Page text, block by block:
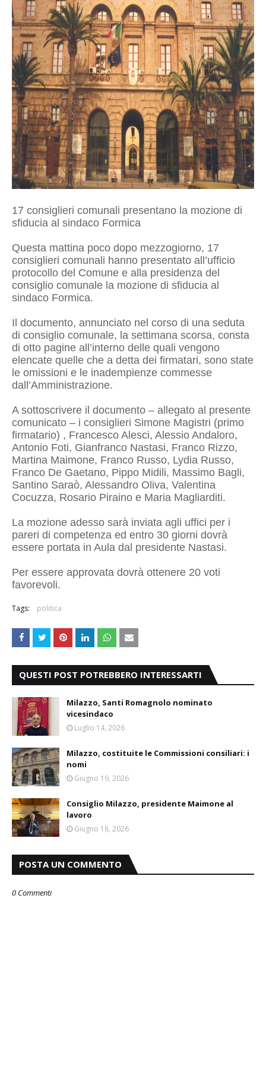
17 consiglieri comunali presentano la mozione di
sfiducia al sindaco Formica
Questa mattina poco dopo mezzogiorno, 17
consiglieri comunali hanno presentato all’ufficio
protocollo del Comune e alla presidenza del
consiglio comunale la mozione di sfiducia al
sindaco Formica.
Il documento, annunciato nel corso di una seduta
di consiglio comunale, la settimana scorsa, consta
di otto pagine all’interno delle quali vengono
elencate quelle che a detta dei firmatari, sono state
le omissioni e le inadempienze commesse
dall’Amministrazione.
A sottoscrivere il documento – allegato al presente
comunicato – i consiglieri Simone Magistri (primo
firmatario) , Francesco Alesci, Alessio Andaloro,
Antonio Foti, Gianfranco Nastasi, Franco Rizzo,
Martina Maimone, Franco Russo, Lydia Russo,
Franco De Gaetano, Pippo Midili, Massimo Bagli,
Santino Saraò, Alessandro Oliva, Valentina
Cocuzza, Rosario Piraino e Maria Magliarditi.
La mozione adesso sarà inviata agli uffici per i
pareri di competenza ed entro 30 giorni dovrà
essere portata in Aula dal presidente Nastasi.
Per essere approvata dovrà ottenere 20 voti
favorevoli.
Tags: politica
QUESTI POST POTREBBERO INTERESSARTI
Milazzo, Santi Romagnolo nominato
vicesindaco
Luglio 14, 2026
Milazzo, costituite le Commissioni consiliari: i
nomi
Giugno 19, 2026
Consiglio Milazzo, presidente Maimone al
lavoro
Giugno 18, 2026
POSTA UN COMMENTO
0 Commenti